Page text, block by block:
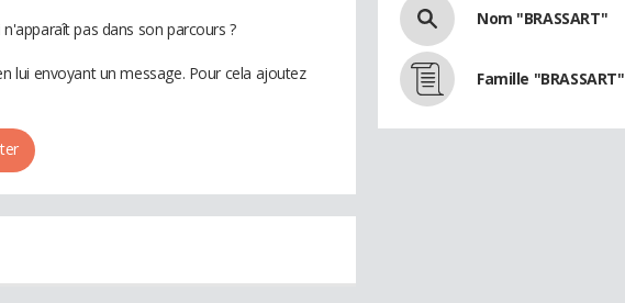
pas dans son parcours ?
lui envoyant un message. Pour cela ajoutez
Nom "BRASSART"
Famille "BRASSART"